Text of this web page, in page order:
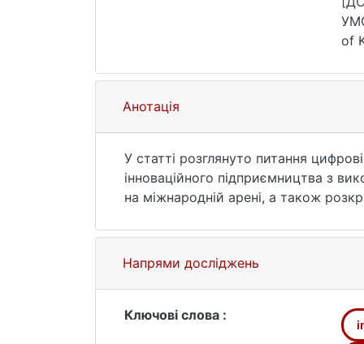
of
Анотація
У статті розглянуто питання
інноваційного підприємництва з
на міжнародній арені, а також
матеріально-технічна база,
країни: «Держава в смартфоні» –
5-7-9%» – найтриваліший кредит
здійснювати розвиток
інноваційності України: Global
в даних рейтингах залишається
Напрями досліджень
Ключові слова :